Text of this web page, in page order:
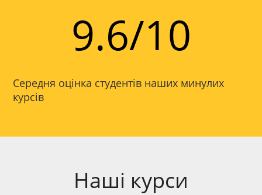
9.6/10
Середня оцінка студентів наших минулих
курсів
Наші курси